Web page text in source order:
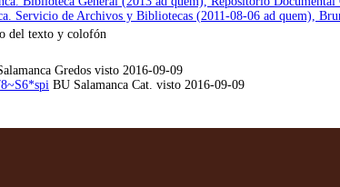
Servicio de Archivos y Bibliotecas (2011-08-06 ad quem),
del texto y colofón
Gredos visto 2016-09-09
BU Salamanca Cat. visto 2016-09-09